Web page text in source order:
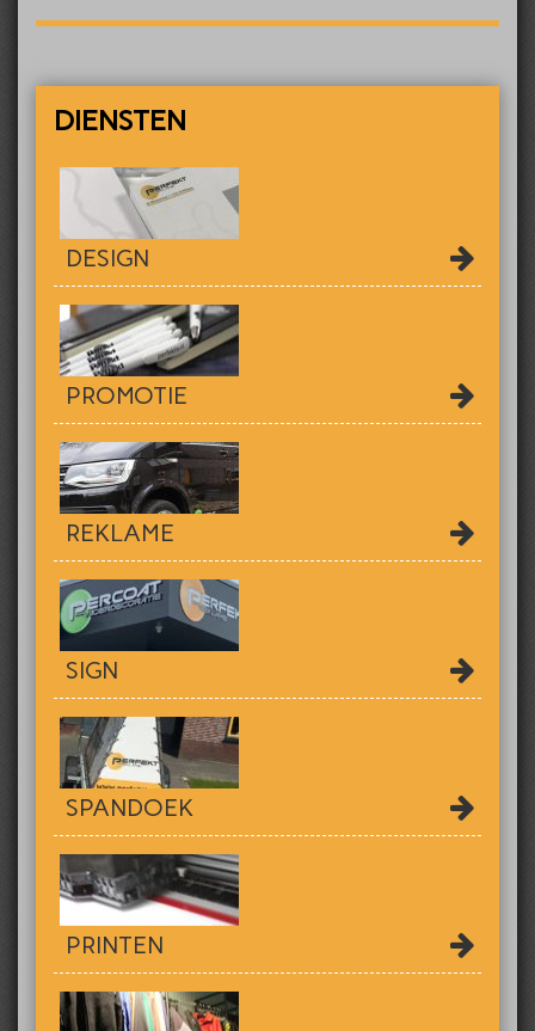
DIENSTEN
DESIGN
PROMOTIE
REKLAME
SIGN
SPANDOEK
PRINTEN